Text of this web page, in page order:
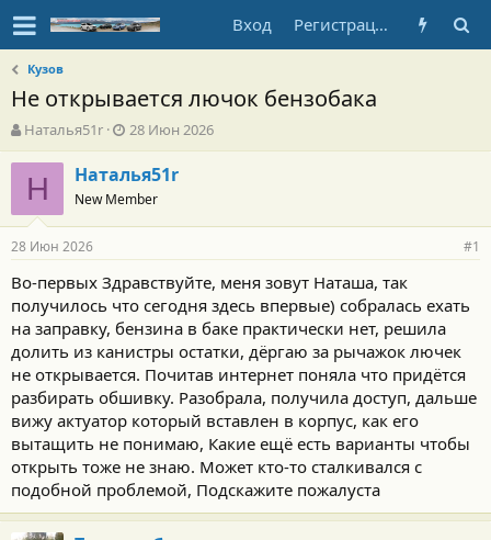
Вход Регистрация
Кузов
Не открывается лючок бензобака
А
в
т
о
т
е
м
ы
Наталья51r
Д
а
т
а
н
а
а
л
а
28 Июн 2026
Н Наталья51r
New Member
28 Июн 2026 #1
Во-первых Здравствуйте, меня зовут Наташа, так
получилось что сегодня здесь впервые) собралась ехать
на заправку, бензина в баке практически нет, решила
долить из канистры остатки, дёргаю за рычажок лючек
не открывается. Почитав интернет поняла что придётся
разбирать обшивку. Разобрала, получила доступ, дальше
вижу актуатор который вставлен в корпус, как его
вытащить не понимаю, Какие ещё есть варианты чтобы
открыть тоже не знаю. Может кто-то сталкивался с
подобной проблемой, Подскажите пожалуста